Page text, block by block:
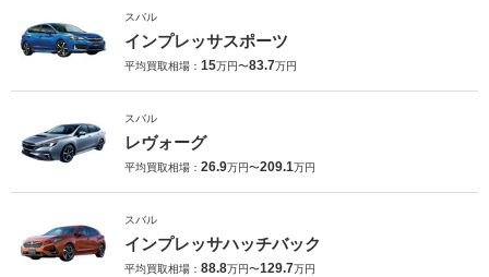
スバル
インプレッサスポーツ
平均買取相場： 15万円〜83.7万円
スバル
レヴォーグ
平均買取相場： 26.9万円〜209.1万円
スバル
インプレッサハッチバック
平均買取相場： 88.8万円〜129.7万円